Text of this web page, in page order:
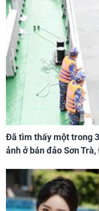
Đã tìm thấy một trong
ảnh ở bán đảo Sơn